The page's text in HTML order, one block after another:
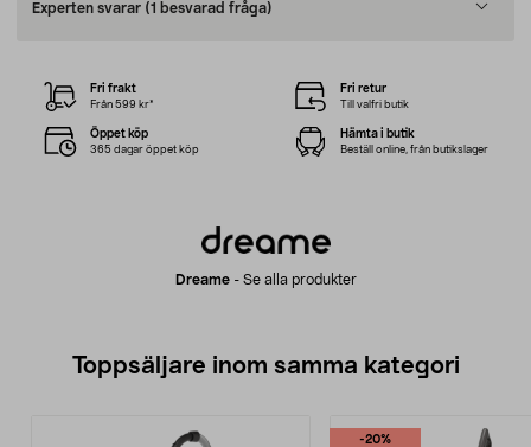
Experten svarar (1 besvarad fråga)
Dreame- Se alla produkter
Fri frakt
Från 599 kr*
Fri retur
Till valfri butik
Öppet köp
365 dagar öppet köp
Hämta i butik
Beställ online, från butikslager
Toppsäljare inom samma kategori
-20%